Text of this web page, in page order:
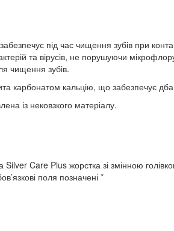
під час чищення зубів при
та вірусів, не порушуючи
чищення зубів.
карбонатом кальцію, що забезпечує
із нековзкого матеріалу.
Care Plus жорстка зі змінною
поля позначені*